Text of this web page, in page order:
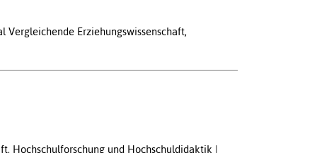
Erziehungswissenschaft,
Hochschulforschung und Hochschuldidaktik